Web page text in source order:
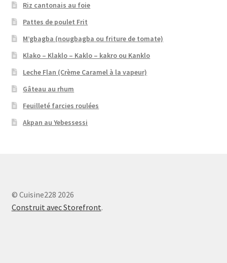
Riz cantonais au foie
Pattes de poulet Frit
M’gbagba (nougbagba ou friture de tomate)
Klako – Klaklo – Kaklo – kakro ou Kanklo
Leche Flan (Crème Caramel à la vapeur)
Gâteau au rhum
Feuilleté farcies roulées
Akpan au Yebessessi
© Cuisine228 2026
Construit avec Storefront.